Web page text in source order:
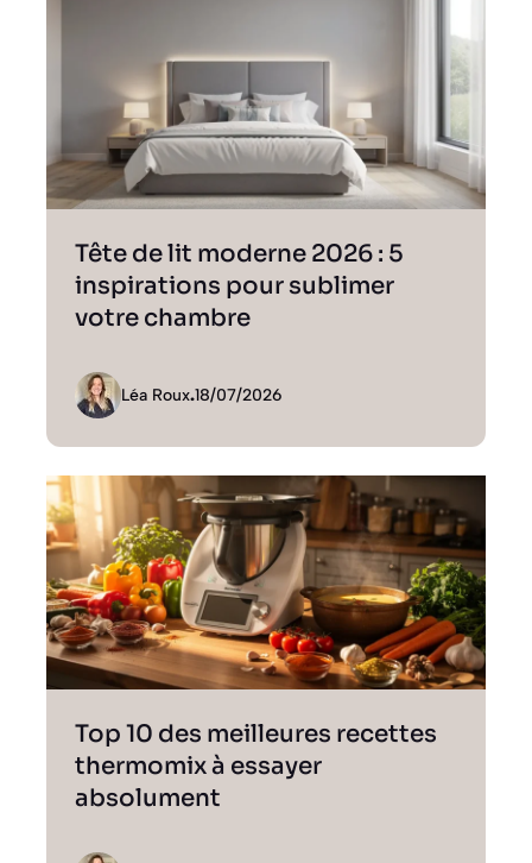
Tête de lit moderne 2026 : 5
inspirations pour sublimer
votre chambre
Léa Roux.18/07/2026
Top 10 des meilleures recettes
thermomix à essayer
absolument